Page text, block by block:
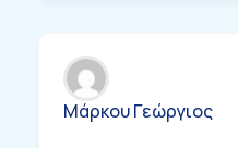
Μάρκου Γεώργιος